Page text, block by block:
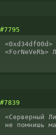
#7795
#7839
<Серверный
не помнишь